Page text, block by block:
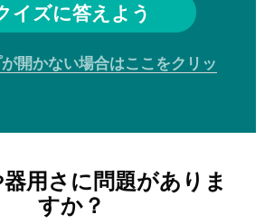
イズに答えよう
開かない場合はここをクリッ
用さに問題がありま
すか？